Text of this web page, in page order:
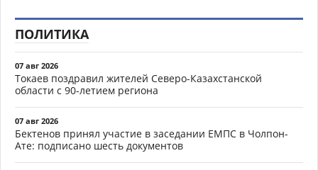
ПОЛИТИКА
07 авг 2026
Токаев поздравил жителей Северо-Казахстанской
области с 90-летием региона
07 авг 2026
Бектенов принял участие в заседании ЕМПС в Чолпон-
Ате: подписано шесть документов